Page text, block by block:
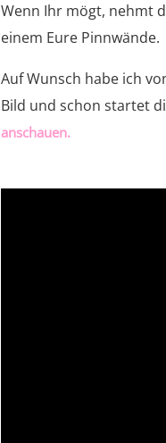
Wenn Ihr mögt, nehmt
einem Eure Pinnwände.
Auf Wunsch habe ich
Bild und schon startet
anschauen.